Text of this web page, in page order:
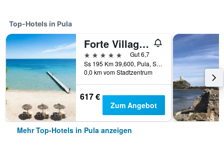
Top-Hotels in Pula
Forte Village Resort - Pineta
5 Sterne
Gut 6,7
Ss 195 Km 39,600, Pula, Sardinien, Italien
0,0 km vom Stadtzentrum
617 €
Zum Angebot
Mehr Top-Hotels in Pula anzeigen